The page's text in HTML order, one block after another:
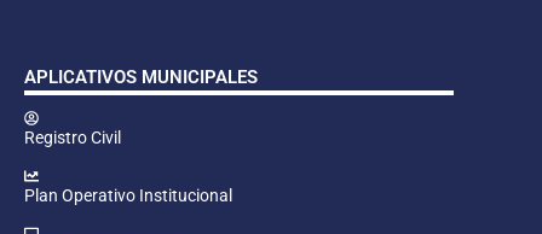
APLICATIVOS MUNICIPALES
Registro Civil
Plan Operativo Institucional